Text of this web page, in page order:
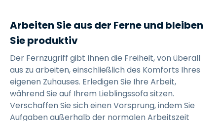
Arbeiten Sie aus der Ferne und bleiben
Sie produktiv
Der Fernzugriff gibt Ihnen die Freiheit, von überall
aus zu arbeiten, einschließlich des Komforts Ihres
eigenen Zuhauses. Erledigen Sie Ihre Arbeit,
während Sie auf Ihrem Lieblingssofa sitzen.
Verschaffen Sie sich einen Vorsprung, indem Sie
Aufgaben außerhalb der normalen Arbeitszeit